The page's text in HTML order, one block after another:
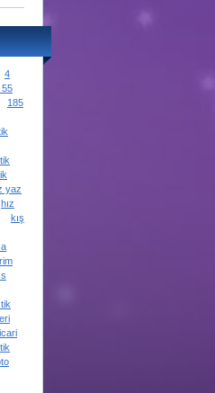
4
55
185
yaz
hız
kış